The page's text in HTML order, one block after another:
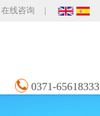
在线咨询
0371-65618333